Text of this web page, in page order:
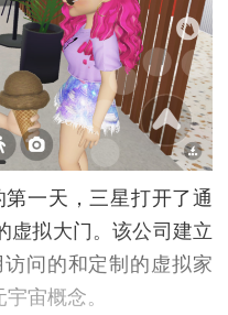
一天，三星打开了通
虚拟大门。该公司建立
问的和定制的虚拟家
宙概念。